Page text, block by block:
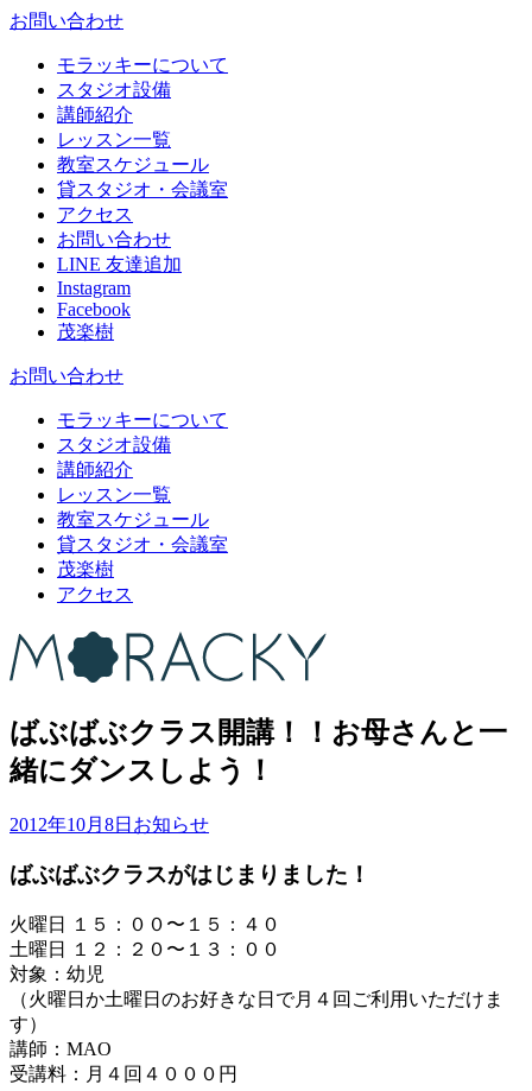
お問い合わせ
モラッキーについて
スタジオ設備
講師紹介
レッスン一覧
教室スケジュール
貸スタジオ・会議室
アクセス
お問い合わせ
LINE 友達追加
Instagram
Facebook
茂楽樹
お問い合わせ
モラッキーについて
スタジオ設備
講師紹介
レッスン一覧
教室スケジュール
貸スタジオ・会議室
茂楽樹
アクセス
ばぶばぶクラス開講！！お母さんと一
緒にダンスしよう！
2012年10月8日 お知らせ
ばぶばぶクラスがはじまりました！
火曜日 １５：００〜１５：４０
土曜日 １２：２０〜１３：００
対象：幼児
（火曜日か土曜日のお好きな日で月４回ご利用いただけま
す）
講師：MAO
受講料：月４回４０００円